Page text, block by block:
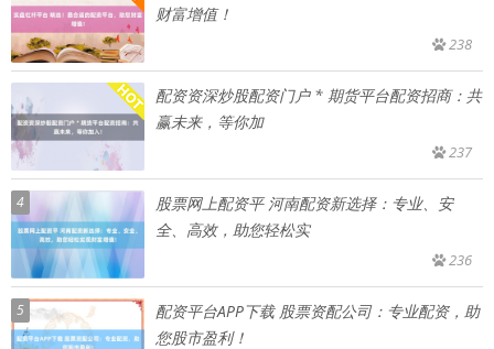
财富增值！
238
配资资深炒股配资门户 * 期货平台配资招商：共
赢未来，等你加
237
4
股票网上配资平 河南配资新选择：专业、安
全、高效，助您轻松实
236
5
配资平台APP下载 股票资配公司：专业配资，助
您股市盈利！